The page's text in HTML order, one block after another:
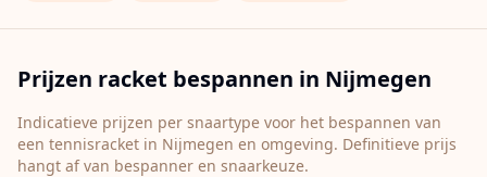
Prijzen racket bespannen in Nijmegen
Indicatieve prijzen per snaartype voor het bespannen van
een tennisracket in Nijmegen en omgeving. Definitieve prijs
hangt af van bespanner en snaarkeuze.